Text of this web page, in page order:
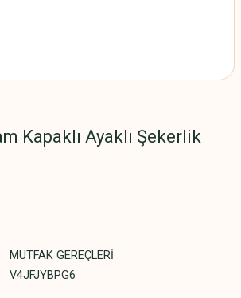
Kapaklı Ayaklı Şekerlik
MUTFAK GEREÇLERİ
V4JFJYBPG6